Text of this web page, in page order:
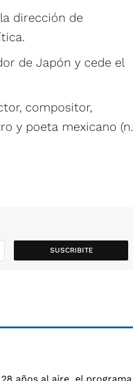
dirección de
de Japón y cede el
compositor,
y poeta mexicano (n.
SUSCRIBITE